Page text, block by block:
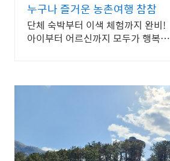
누구나 즐거운 농촌여행 참참
단체 숙박부터 이색 체험까지 완비!
아이부터 어르신까지 모두가 행복한